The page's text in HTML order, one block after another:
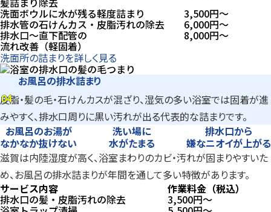
洗面ボウルに水が残る軽度詰まり
3,500円〜
排水管の石けんカス・皮脂汚れの除去 6,000円〜
排水口～直下配管の
流れ改善（軽固着）
8,000円〜
洗面所の詰まりを詳しく見る
04
お風呂の排水詰まり
皮脂・髪の毛・石けんカスが混ざり、湿気の多い浴室では固着が進
みやすく、排水口周りに黒い汚れが出る代表的な詰まりです。
お風呂のお湯が
なかなか抜けない
洗い場に
水がたまる
排水口から
嫌なニオイが上がる
滋賀は内陸湿度が高く、浴室まわりのカビ・汚れが固まりやすいた
め、お風呂の排水詰まりが年間を通して多い特徴があります。
サービス内容
作業料金（税込）
排水口の髪・皮脂汚れの除去 3,500円〜